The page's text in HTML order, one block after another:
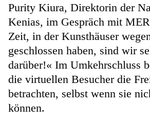
Purity Kiura, Direktorin der
Kenias, im Gespräch mit
Zeit, in der Kunsthäuser
geschlossen haben, sind wir
darüber!« Im Umkehrschluss
die virtuellen Besucher die
betrachten, selbst wenn sie
können.